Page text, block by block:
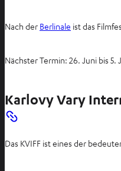
Nach der Berlinale ist das
Nächster Termin: 26. Juni bis 5.
Karlovy Vary
Das KVIFF ist eines der